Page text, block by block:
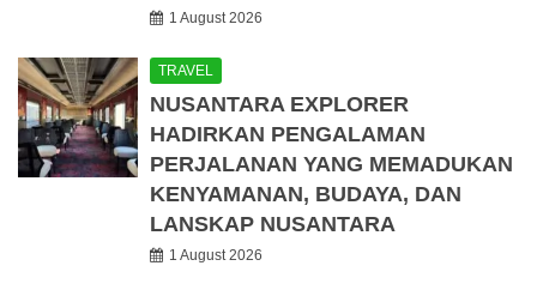
1 August 2026
TRAVEL
NUSANTARA EXPLORER
HADIRKAN PENGALAMAN
PERJALANAN YANG MEMADUKAN
KENYAMANAN, BUDAYA, DAN
LANSKAP NUSANTARA
1 August 2026